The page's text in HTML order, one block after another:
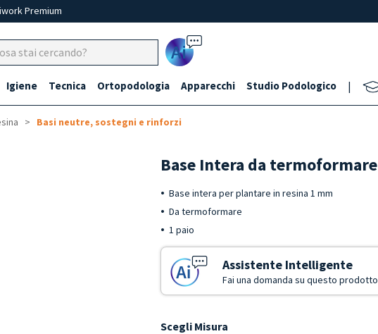
Premium
Ai
Igiene Tecnica Ortopodologia Apparecchi Studio Podologico |
Basi neutre, sostegni e rinforzi
Base Intera da termoformare
Base intera per plantare in resina 1 mm
Da termoformare
1 paio
Assistente Intelligente
Fai una domanda su questo prodotto
Scegli Misura